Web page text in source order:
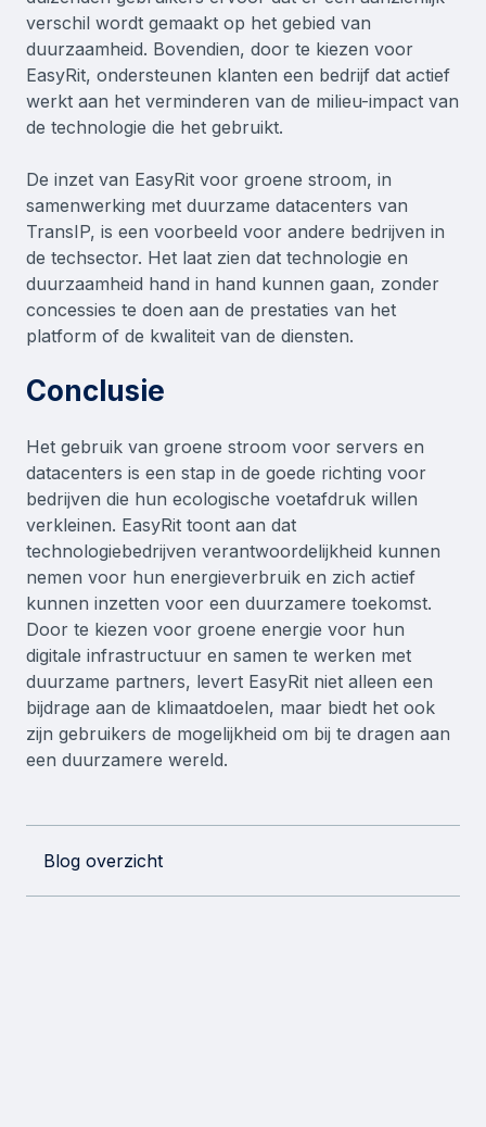
verschil wordt gemaakt op het gebied van
duurzaamheid. Bovendien, door te kiezen voor
EasyRit, ondersteunen klanten een bedrijf dat actief
werkt aan het verminderen van de milieu-impact van
de technologie die het gebruikt.
De inzet van EasyRit voor groene stroom, in
samenwerking met duurzame datacenters van
TransIP, is een voorbeeld voor andere bedrijven in
de techsector. Het laat zien dat technologie en
duurzaamheid hand in hand kunnen gaan, zonder
concessies te doen aan de prestaties van het
platform of de kwaliteit van de diensten.
Conclusie
Het gebruik van groene stroom voor servers en
datacenters is een stap in de goede richting voor
bedrijven die hun ecologische voetafdruk willen
verkleinen. EasyRit toont aan dat
technologiebedrijven verantwoordelijkheid kunnen
nemen voor hun energieverbruik en zich actief
kunnen inzetten voor een duurzamere toekomst.
Door te kiezen voor groene energie voor hun
digitale infrastructuur en samen te werken met
duurzame partners, levert EasyRit niet alleen een
bijdrage aan de klimaatdoelen, maar biedt het ook
zijn gebruikers de mogelijkheid om bij te dragen aan
een duurzamere wereld.
Blog overzicht